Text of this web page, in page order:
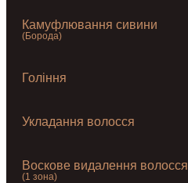
Камуфлювання сивини
(Борода)
Гоління
Укладання волосся
Воскове видалення волосся
(1 зона)